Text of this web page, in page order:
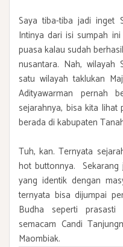
Saya tiba-tiba jadi inget
Intinya dari isi sumpah
puasa kalau sudah
nusantara. Nah, wilayah
satu wilayah taklukan
Adityawarman pernah
sejarahnya, bisa kita
berada di kabupaten
Tuh, kan. Ternyata
hot buttonnya. Sekarang
yang identik dengan
ternyata bisa dijumpai
Budha seperti prasasti
semacam Candi
Maombiak.